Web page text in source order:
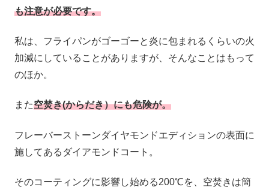
も注意が必要です。
私は、フライパンがゴーゴーと炎に包まれるくらいの火
加減にしていることがありますが、そんなことはもって
のほか。
また空焚き(からだき）にも危険が。
フレーバーストーンダイヤモンドエディションの表面に
施してあるダイアモンドコート。
そのコーティングに影響し始める200℃を、空焚きは簡